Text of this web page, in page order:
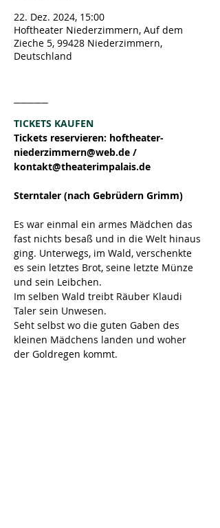
22. Dez. 2024, 15:00
Hoftheater Niederzimmern, Auf dem
Zieche 5, 99428 Niederzimmern,
Deutschland
TICKETS KAUFEN
Tickets reservieren: hoftheater-
niederzimmern@web.de /
kontakt@theaterimpalais.de
Sterntaler (nach Gebrüdern Grimm)
Es war einmal ein armes Mädchen das
fast nichts besaß und in die Welt hinaus
ging. Unterwegs, im Wald, verschenkte
es sein letztes Brot, seine letzte Münze
und sein Leibchen.
Im selben Wald treibt Räuber Klaudi
Taler sein Unwesen.
Seht selbst wo die guten Gaben des
kleinen Mädchens landen und woher
der Goldregen kommt.